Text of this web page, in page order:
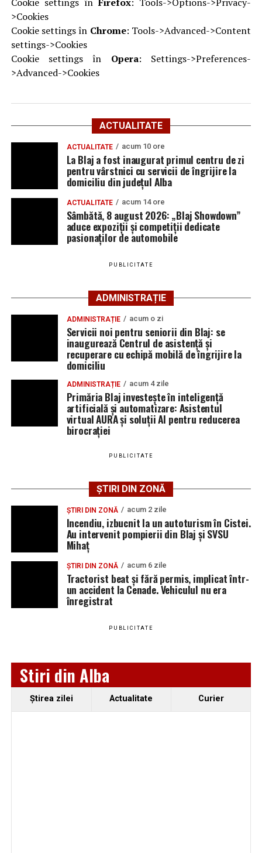
>Cookies
Cookie settings în Chrome: Tools->Advanced->Content
settings->Cookies
Cookie settings în Opera: Settings->Preferences-
>Advanced->Cookies
ACTUALITATE
ACTUALITATE acum 10 ore
La Blaj a fost inaugurat primul centru de zi
pentru vârstnici cu servicii de îngrijire la
domiciliu din județul Alba
ACTUALITATE acum 14 ore
Sâmbătă, 8 august 2026: „Blaj Showdown”
aduce expoziții și competiții dedicate
pasionaților de automobile
PUBLICITATE
ADMINISTRAȚIE
ADMINISTRAȚIE acum o zi
Servicii noi pentru seniorii din Blaj: se
inaugurează Centrul de asistență și
recuperare cu echipă mobilă de îngrijire la
domiciliu
ADMINISTRAȚIE acum 4 zile
Primăria Blaj investește în inteligență
artificială și automatizare: Asistentul
virtual AURA și soluții AI pentru reducerea
birocrației
PUBLICITATE
ȘTIRI DIN ZONĂ
ȘTIRI DIN ZONĂ acum 2 zile
Incendiu, izbucnit la un autoturism în Cistei.
Au intervenit pompierii din Blaj și SVSU
Mihaț
ȘTIRI DIN ZONĂ acum 6 zile
Tractorist beat și fără permis, implicat într-
un accident la Cenade. Vehiculul nu era
înregistrat
PUBLICITATE
Stiri din Alba
Ştirea zilei Actualitate Curier